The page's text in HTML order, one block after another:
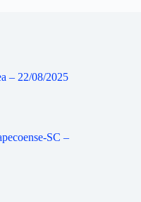
– 22/08/2025
SC –